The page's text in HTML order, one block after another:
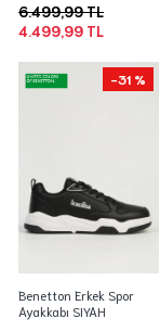
4.499,99 TL
6.499,99 TL
-31 %
Benetton Erkek Spor
Ayakkabı SIYAH